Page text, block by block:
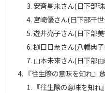
安斉星来さん(日下部珠
宮崎優さん(日下部千
遊井亮子さん(日下部
樋口日奈さん(八幡典子
山本未來さん(日下部
『往生際の意味を知れ』
『往生際の意味を知れ